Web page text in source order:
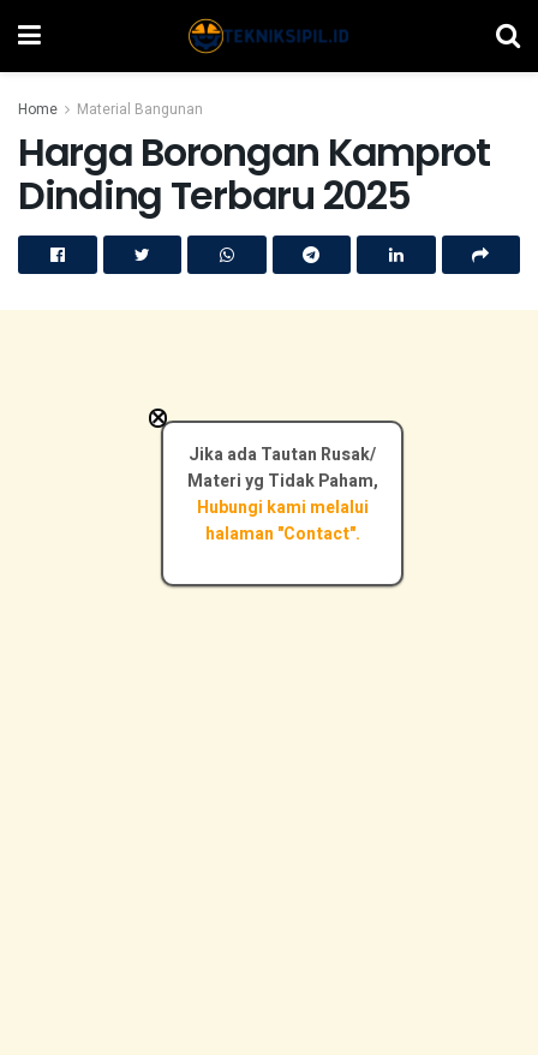
Home Material Bangunan
Harga Borongan Kamprot
Dinding Terbaru 2025
Jika ada Tautan Rusak/
Materi yg Tidak Paham,
Hubungi kami melalui
halaman "Contact".
×